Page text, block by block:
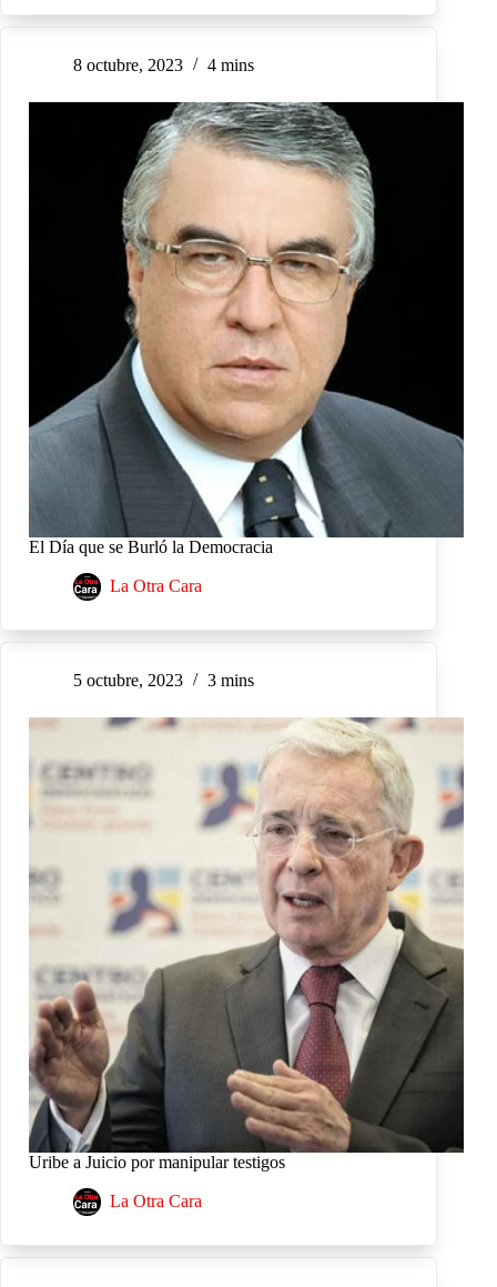
8 octubre, 2023 4 mins
El Día que se Burló la Democracia
La Otra Cara
5 octubre, 2023 3 mins
Uribe a Juicio por manipular testigos
La Otra Cara